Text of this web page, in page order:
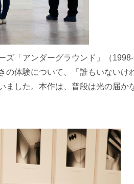
「アンダーグラウンド」（1998-
の体験について、「誰もいない
ました。本作は、普段は光の届